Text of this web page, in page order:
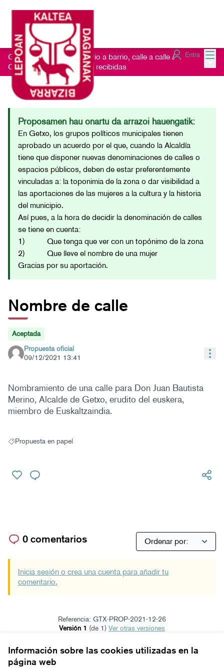
Información sobre las cookies utilizadas en la
página web
Entra
Getxo Txukun 2021 - Barrio a barrio, calle a calle /
Consulta las Sugerencias recibidas
Proposamen hau onartu da arrazoi hauengatik:
En Getxo, los grupos políticos municipales tienen
aprobado un acuerdo por el que, cuando la Alcaldía
tiene que disponer nuevas denominaciones de calles o
espacios públicos, deben de estar preferentemente
vinculadas a: la toponimia de la zona o dar visibilidad a
las aportaciones de las mujeres a la cultura y la historia
del municipio.
Así pues, a la hora de decidir la denominación de calles
se tiene en cuenta:
1) Que tenga que ver con un topónimo de la zona
2) Que lleve el nombre de una mujer
Gracias por su aportación.
Nombre de calle
Aceptada
Propuesta oficial
09/12/2021 13:41
Nombramiento de una calle para Don Juan Bautista
Merino, Alcalde de Getxo, erudito del euskera,
miembro de Euskaltzaindia.
Resultados al filtrar por: Propuesta en papel
Propuesta en papel
0 comentarios
Inicia sesión o crea una cuenta para añadir tu
comentario.
Referencia: GTX-PROP-2021-12-26
Versión 1 (de 1)
ver otras versiones
Términos y condiciones de uso